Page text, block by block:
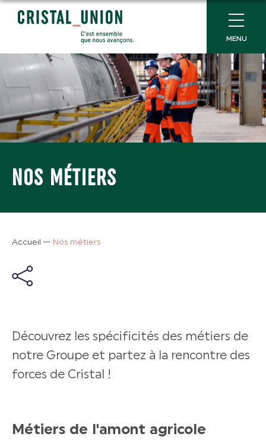
MENU
NOS MÉTIERS
Accueil — Nos métiers
Découvrez les spécificités des métiers de
notre Groupe et partez à la rencontre des
forces de Cristal !
Métiers de l'amont agricole